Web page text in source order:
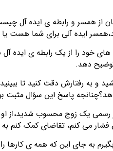
از همسر و رابطه ی ایده آل
ایده آلی برای شما هست یا
های خود را از یک رابطه ی ایده
دهد.
و به رفتارش دقت کنید تا
پاسخ این سوُال مثبت
رسمی یک زوج محسوب شدید،از
می کنم، تقاضای کمک کنم
به جای این که همه ی کارها